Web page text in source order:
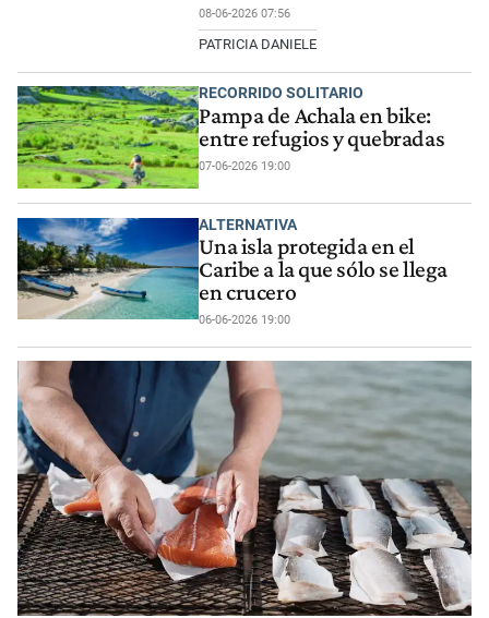
08-06-2026 07:56
PATRICIA DANIELE
RECORRIDO SOLITARIO
Pampa de Achala en bike:
entre refugios y quebradas
07-06-2026 19:00
ALTERNATIVA
Una isla protegida en el
Caribe a la que sólo se llega
en crucero
06-06-2026 19:00